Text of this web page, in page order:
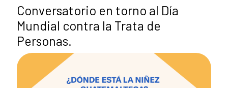
Conversatorio en torno al Día
Mundial contra la Trata de
Personas.